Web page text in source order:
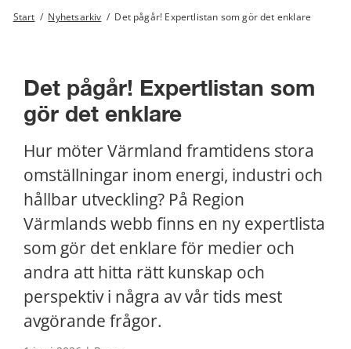
Start / Nyhetsarkiv / Det pågår! Expertlistan som gör det enklare
Det pågår! Expertlistan som
gör det enklare
Hur möter Värmland framtidens stora
omställningar inom energi, industri och
hållbar utveckling? På Region
Värmlands webb finns en ny expertlista
som gör det enklare för medier och
andra att hitta rätt kunskap och
perspektiv i några av vår tids mest
avgörande frågor.